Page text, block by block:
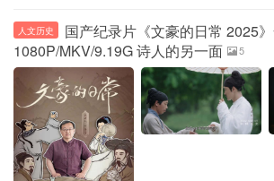
人文历史
国产纪录片《文豪的日常 2025
1080P/MKV/9.19G 诗人的另一面
5